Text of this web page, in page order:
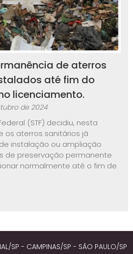
de aterros
até fim do
licenciamento.
de 2024
(STF) decidiu, nesta
os aterros sanitários já
instalação ou ampliação
de preservação permanente
normalmente até o fim de
SP - CAMPINAS/SP - SÃO PAULO/SP